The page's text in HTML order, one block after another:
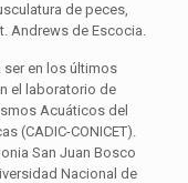
de peces,
Andrews de Escocia.
ser en los últimos
el laboratorio de
Acuáticos del
(CADIC-CONICET).
San Juan Bosco
Nacional de